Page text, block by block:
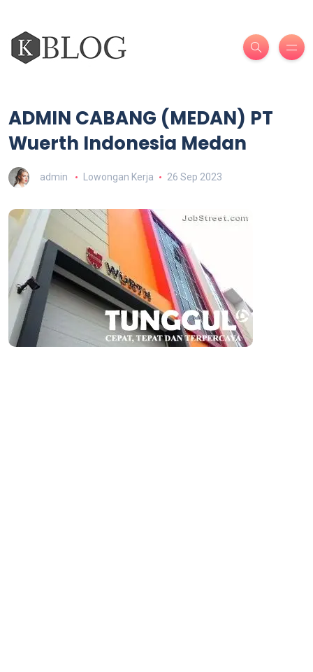
ADMIN CABANG (MEDAN) PT
Wuerth Indonesia Medan
admin Lowongan Kerja 26 Sep 2023